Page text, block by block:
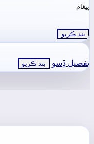
پيغام
بند ڪريو
تفصيل ڏِسو بند ڪريو